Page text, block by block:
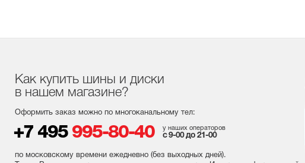
Как купить шины и диски
в нашем магазине?
Оформить заказ можно по многоканальному тел:
+7 495 995-80-40 у наших операторов
с 9-00 до 21-00
по московскому времени ежедневно (без выходных дней).